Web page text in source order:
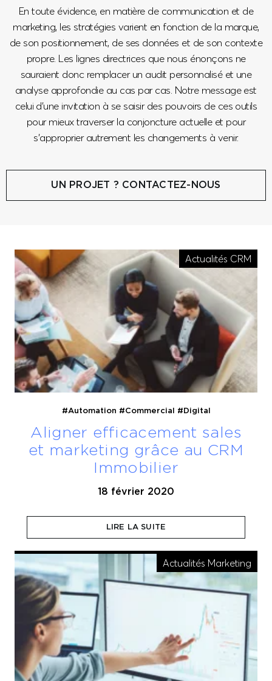
En toute évidence, en matière de communication et de
marketing, les stratégies varient en fonction de la marque,
de son positionnement, de ses données et de son contexte
propre. Les lignes directrices que nous énonçons ne
sauraient donc remplacer un audit personnalisé et une
analyse approfondie au cas par cas. Notre message est
celui d’une invitation à se saisir des pouvoirs de ces outils
pour mieux traverser la conjoncture actuelle et pour
s’approprier autrement les changements à venir.
UN PROJET ? CONTACTEZ-NOUS
Actualités CRM
#Automation #Commercial #Digital
Aligner efficacement sales
et marketing grâce au CRM
Immobilier
18 février 2020
sont pas suffisamment alignés. Une des solutions ?
Le recours à un CRM.
LIRE LA SUITE
Actualités Marketing